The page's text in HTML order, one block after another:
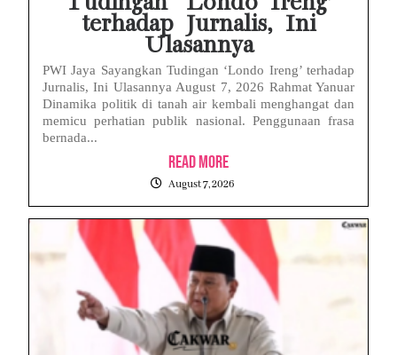
terhadap Jurnalis, Ini
Ulasannya
PWI Jaya Sayangkan Tudingan ‘Londo Ireng’ terhadap
Jurnalis, Ini Ulasannya August 7, 2026 Rahmat Yanuar
Dinamika politik di tanah air kembali menghangat dan
memicu perhatian publik nasional. Penggunaan frasa
bernada...
Read More
August 7, 2026